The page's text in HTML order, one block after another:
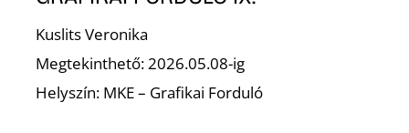
Kuslits Veronika
Megtekinthető: 2026.05.08-ig
Helyszín: MKE – Grafikai Forduló